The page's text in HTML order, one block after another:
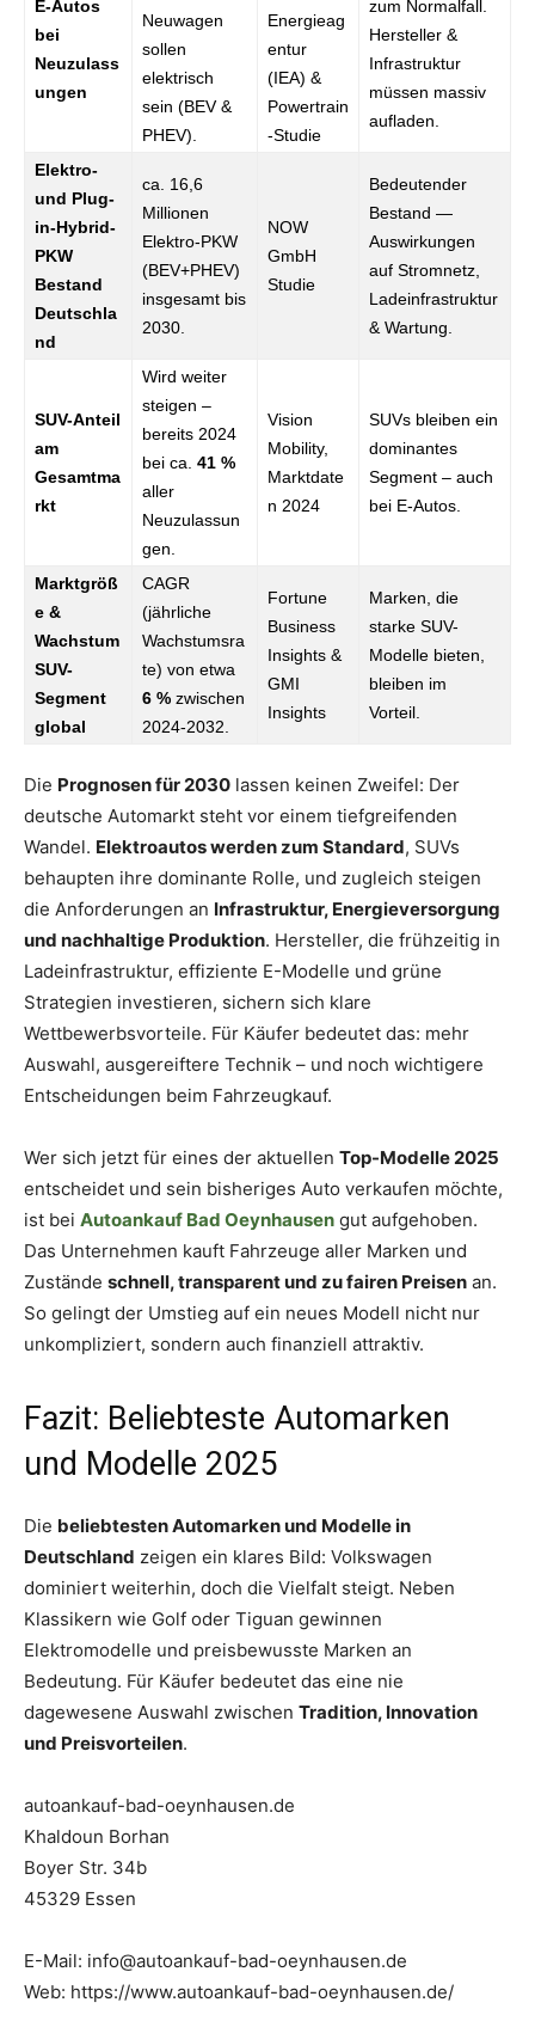
E-Autos
bei
Neuzulass
ungen
Neuwagen
sollen
elektrisch
sein (BEV &
PHEV).
Energieag
entur
(IEA) &
Powertrain
-Studie
zum Normalfall.
Hersteller &
Infrastruktur
müssen massiv
aufladen.
Elektro-
und Plug-
in-Hybrid-
PKW
Bestand
Deutschla
nd
ca. 16,6
Millionen
Elektro-PKW
(BEV+PHEV)
insgesamt bis
2030.
NOW
GmbH
Studie
Bedeutender
Bestand —
Auswirkungen
auf Stromnetz,
Ladeinfrastruktur
& Wartung.
SUV-Anteil
am
Gesamtma
rkt
Wird weiter
steigen –
bereits 2024
bei ca. 41 %
aller
Neuzulassun
gen.
Vision
Mobility,
Marktdate
n 2024
SUVs bleiben ein
dominantes
Segment – auch
bei E-Autos.
Marktgröß
e &
Wachstum
SUV-
Segment
global
CAGR
(jährliche
Wachstumsra
te) von etwa
6 % zwischen
2024-2032.
Fortune
Business
Insights &
GMI
Insights
Marken, die
starke SUV-
Modelle bieten,
bleiben im
Vorteil.
Die Prognosen für 2030 lassen keinen Zweifel: Der
deutsche Automarkt steht vor einem tiefgreifenden
Wandel. Elektroautos werden zum Standard, SUVs
behaupten ihre dominante Rolle, und zugleich steigen
die Anforderungen an Infrastruktur, Energieversorgung
und nachhaltige Produktion. Hersteller, die frühzeitig in
Ladeinfrastruktur, effiziente E-Modelle und grüne
Strategien investieren, sichern sich klare
Wettbewerbsvorteile. Für Käufer bedeutet das: mehr
Auswahl, ausgereiftere Technik – und noch wichtigere
Entscheidungen beim Fahrzeugkauf.
Wer sich jetzt für eines der aktuellen Top-Modelle 2025
entscheidet und sein bisheriges Auto verkaufen möchte,
ist bei Autoankauf Bad Oeynhausen gut aufgehoben.
Das Unternehmen kauft Fahrzeuge aller Marken und
Zustände schnell, transparent und zu fairen Preisen an.
So gelingt der Umstieg auf ein neues Modell nicht nur
unkompliziert, sondern auch finanziell attraktiv.
Fazit: Beliebteste Automarken
und Modelle 2025
Die beliebtesten Automarken und Modelle in
Deutschland zeigen ein klares Bild: Volkswagen
dominiert weiterhin, doch die Vielfalt steigt. Neben
Klassikern wie Golf oder Tiguan gewinnen
Elektromodelle und preisbewusste Marken an
Bedeutung. Für Käufer bedeutet das eine nie
dagewesene Auswahl zwischen Tradition, Innovation
und Preisvorteilen.
autoankauf-bad-oeynhausen.de
Khaldoun Borhan
Boyer Str. 34b
45329 Essen
E-Mail: info@autoankauf-bad-oeynhausen.de
Web: https://www.autoankauf-bad-oeynhausen.de/